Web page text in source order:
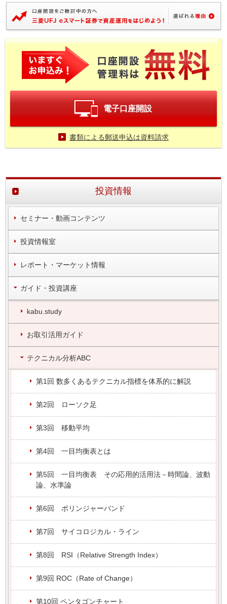
電子口座開設
書類による郵送申込は資料請求
投資情報
セミナー・動画コンテンツ
投資情報室
レポート・マーケット情報
ガイド・投資講座
kabu.study
お取引活用ガイド
テクニカル分析ABC
第1回 数多くあるテクニカル指標を体系的に解説
第2回 ローソク足
第3回 移動平均
第4回 一目均衡表とは
第5回 一目均衡表 その応用的活用法－時間論、波動
論、水準論
第6回 ボリンジャーバンド
第7回 サイコロジカル・ライン
第8回 RSI（Relative Strength Index）
第9回 ROC（Rate of Change）
第10回 ペンタゴンチャート